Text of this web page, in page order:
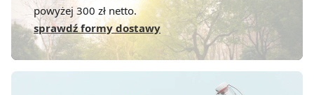
powyżej 300 zł netto.
sprawdź formy dostawy